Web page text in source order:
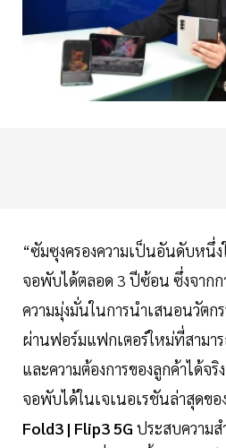
“ซัมซุงครองความเป็นอันดับหนึ่
จอพับได้ตลอด 3 ปีซ้อน ซึ่งจา
ความมุ่งมั่นในการนำเสนอนวัตก
ผ่านฟอร์มแฟกเตอร์ใหม่ที่สามา
และความต้องการของลูกค้าได้จ
จอพับได้ในเจเนอเรชันล่าสุดขอ
Fold3 | Flip3 5G ประสบความ